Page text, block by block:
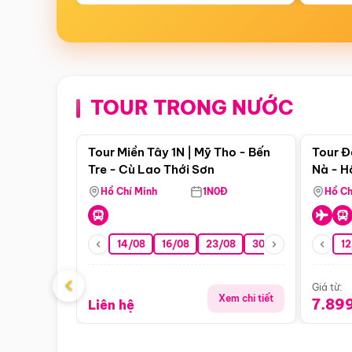
TOUR TRONG NƯỚC
Điểm nổi bật
Tour Miền Tây 1N | Mỹ Tho - Bến
Tre - Cù Lao Thới Sơn
Hồ Chí Minh 1N0Đ
14/08 16/08 23/08 30/08 06/09
Liên hệ Xem chi tiết
Tour
Nà -
Nha
Hồ
Giá từ:
‹